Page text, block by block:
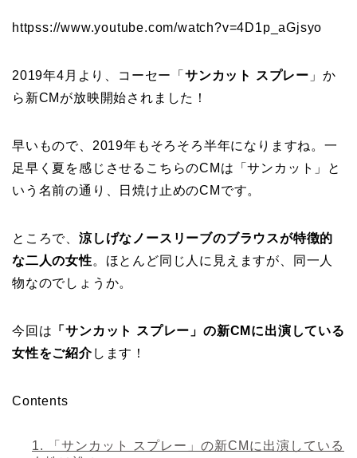
httpss://www.youtube.com/watch?v=4D1p_aGjsyo
2019年4月より、コーセー「 サンカット スプレー 」か
ら新CMが放映開始されました！
早いもので、2019年もそろそろ半年になりますね。一
足早く夏を感じさせるこちらのCMは「サンカット」と
いう名前の通り、日焼け止めのCMです。
ところで、 涼しげなノースリーブのブラウスが特徴的
な二人の女性。ほとんど同じ人に見えますが、同一人
物なのでしょうか。
今回は 「サンカット スプレー」の新CMに出演している
女性をご紹介します！
Contents
1.
「サンカット スプレー」の新CMに出演している